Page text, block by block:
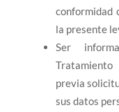
conformidad
la presente
Ser
previa
sus datos